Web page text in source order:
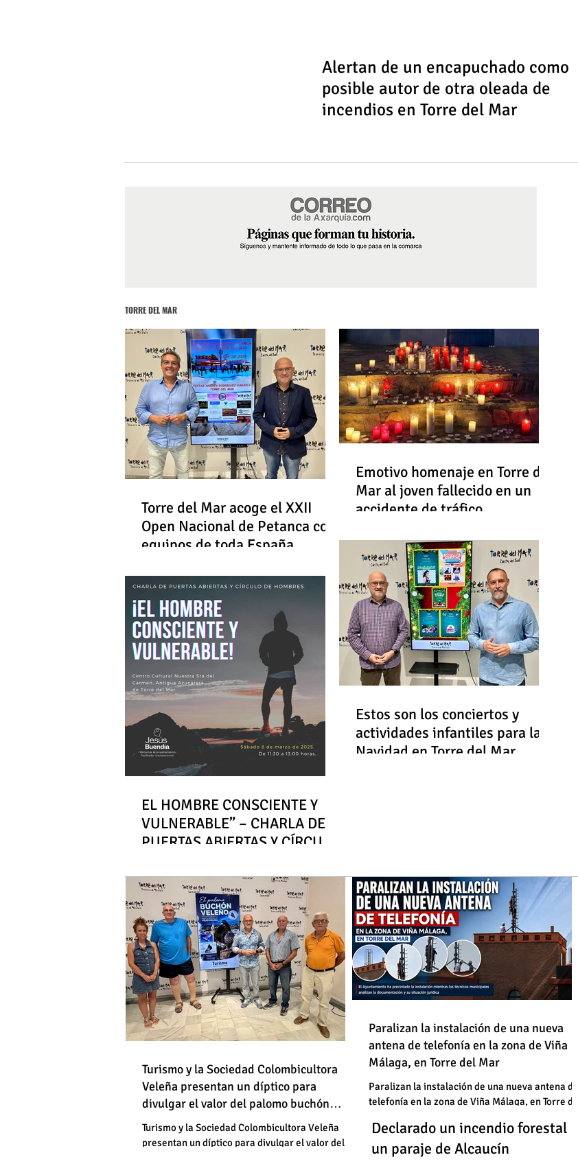
Alertan de un encapuchado como
posible autor de otra oleada de
incendios en Torre del Mar
TORRE DEL MAR
Torre del Mar acoge el XXII
Open Nacional de Petanca con
equipos de toda España
Emotivo homenaje en Torre del
Mar al joven fallecido en un
accidente de tráfico
EL HOMBRE CONSCIENTE Y
VULNERABLE” – CHARLA DE
PUERTAS ABIERTAS Y CÍRCULO
Estos son los conciertos y
actividades infantiles para la
Navidad en Torre del Mar
Destapan una "falsedad" de
Torrox sí se paga tasa de basura"
Declarado un incendio forestal en
un paraje de Alcaucín
Destapan una "falsedad" de
Óscar Medina y José Pino: "En
Torrox sí se paga tasa de basura"
Declarado un incendio forestal en
un paraje de Alcaucín
Turismo y la Sociedad Colombicultora
Veleña presentan un díptico para
divulgar el valor del palomo buchón
veleño
Turismo y la Sociedad Colombicultora Veleña
presentan un díptico para divulgar el valor del
Paralizan la instalación de una nueva
antena de telefonía en la zona de Viña
Málaga, en Torre del Mar
Paralizan la instalación de una nueva antena de
telefonía en la zona de Viña Málaga, en Torre del